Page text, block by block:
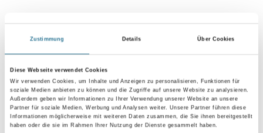
Zustimmung Details Über Cookies
Diese Webseite verwendet Cookies
Wir verwenden Cookies, um Inhalte und Anzeigen zu personalisieren, Funktionen für
soziale Medien anbieten zu können und die Zugriffe auf unsere Website zu analysieren.
Außerdem geben wir Informationen zu Ihrer Verwendung unserer Website an unsere
Partner für soziale Medien, Werbung und Analysen weiter. Unsere Partner führen diese
Informationen möglicherweise mit weiteren Daten zusammen, die Sie ihnen bereitgestellt
haben oder die sie im Rahmen Ihrer Nutzung der Dienste gesammelt haben.
Gebinde